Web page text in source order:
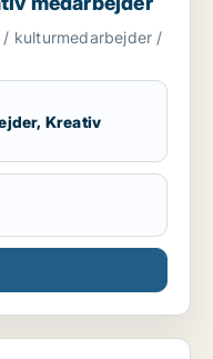
kulturmedarbejder /
Kreativ